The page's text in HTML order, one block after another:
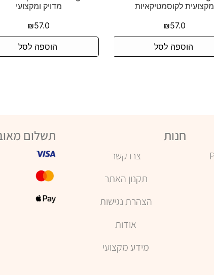
מקצועית לקוסמטיקאיות
₪57.0
הוספה לסל
מדויק ומקצועי
₪57.0
הוספה לסל
חנות
צרו קשר
תקנון האתר
הצהרת נגישות
אודות
מידע מקצועי
תשלום